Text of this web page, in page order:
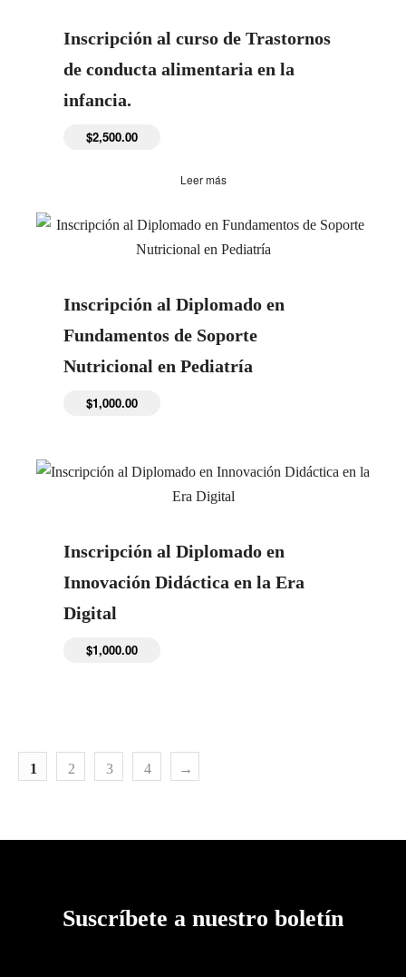
Inscripción al curso de Trastornos
de conducta alimentaria en la
infancia.
$2,500.00
Leer más
Inscripción al Diplomado en
Fundamentos de Soporte
Nutricional en Pediatría
$1,000.00
Inscripción al Diplomado en
Innovación Didáctica en la Era
Digital
$1,000.00
1 2 3 4 →
Suscríbete a nuestro boletín